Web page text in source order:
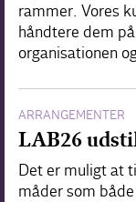
rammer. Vores
håndtere dem
organisationen
ARRANGEMENTER
LAB26
Det er muligt at
måder som